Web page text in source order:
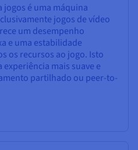
é uma máquina
jogos de vídeo
um desempenho
e uma estabilidade
os recursos ao jogo. Isto
mais suave e
partilhado ou peer-to-